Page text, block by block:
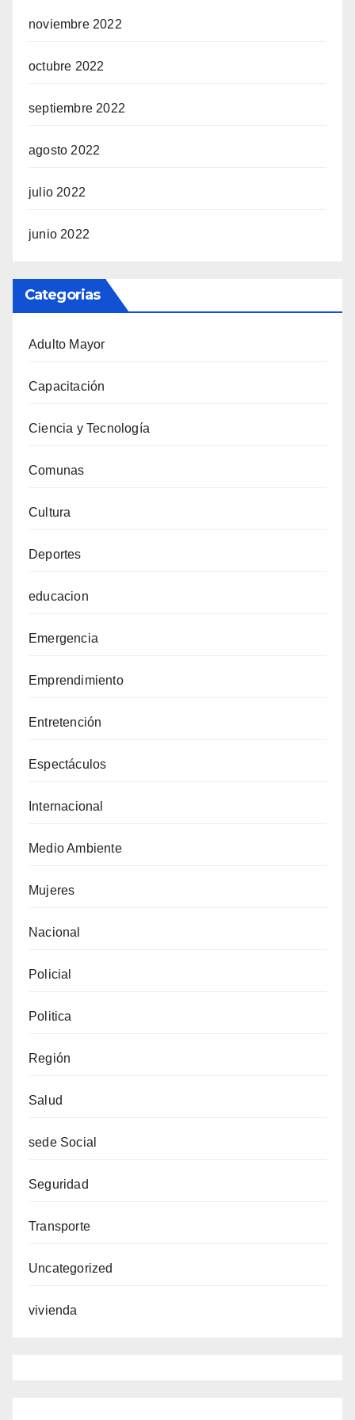
noviembre 2022
octubre 2022
septiembre 2022
agosto 2022
julio 2022
junio 2022
Categorias
Adulto Mayor
Capacitación
Ciencia y Tecnología
Comunas
Cultura
Deportes
educacion
Emergencia
Emprendimiento
Entretención
Espectáculos
Internacional
Medio Ambiente
Mujeres
Nacional
Policial
Politica
Región
Salud
sede Social
Seguridad
Transporte
Uncategorized
vivienda